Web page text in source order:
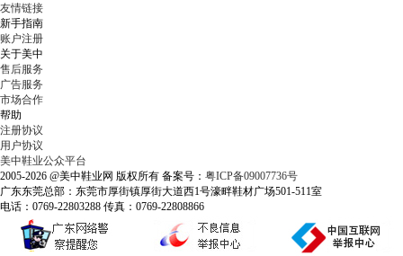
友情链接
新手指南
账户注册
关于美中
售后服务
广告服务
市场合作
帮助
注册协议
用户协议
美中鞋业公众平台
2005-2026 @美中鞋业网 版权所有 备案号： 粤ICP备09007736号
广东东莞总部：东莞市厚街镇厚街大道西1号濠畔鞋材广场501-511室
电话：0769-22803288 传真：0769-22808866